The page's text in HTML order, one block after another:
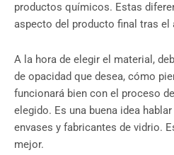
productos químicos. Estas
aspecto del producto final tras el
A la hora de elegir el material,
de opacidad que desea, cómo
funcionará bien con el proceso
elegido. Es una buena idea
envases y fabricantes de vidrio.
mejor.